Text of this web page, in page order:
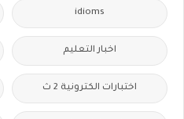
idioms
اخبار التعليم
اختبارات الكترونية 2 ث